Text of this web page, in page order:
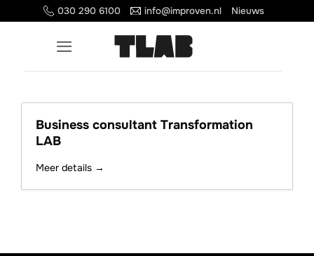
naar
030 290 6100 info@improven.nl Nieuws
Business consultant Transformation
LAB
Meer details